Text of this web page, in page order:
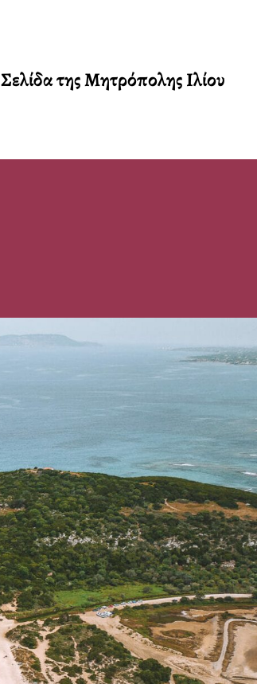
Σελίδα της Μητρόπολης Ιλίου